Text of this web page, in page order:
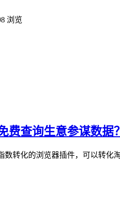
浏览
费查询生意参谋数据？
数转化的浏览器插件，可以转